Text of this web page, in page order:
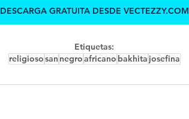
DESCARGA GRATUITA DESDE VECTEZZY.COM
Etiquetas:
religiososan negroafricano bakhita josefina